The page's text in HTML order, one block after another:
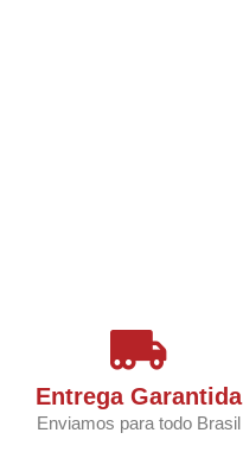
Entrega Garantida
Enviamos para todo Brasil